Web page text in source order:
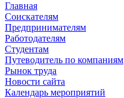
Главная
Соискателям
Предпринимателям
Работодателям
Студентам
Путеводитель по компаниям
Рынок труда
Новости сайта
Календарь мероприятий